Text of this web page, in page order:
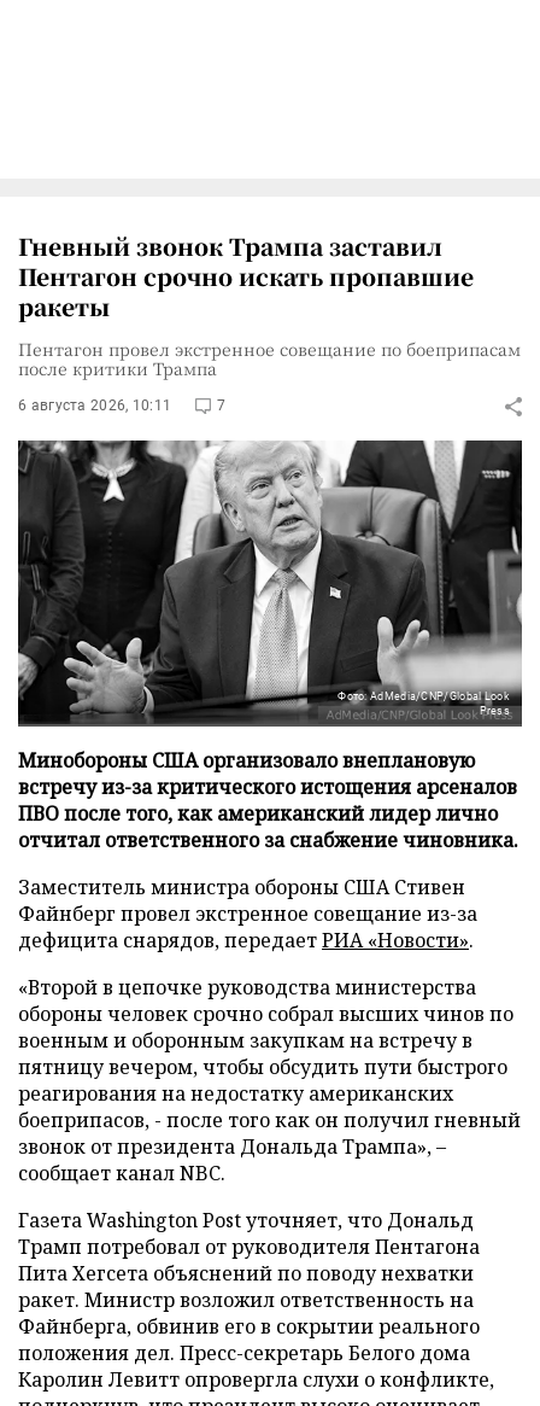
Гневный звонок Трампа заставил
Пентагон срочно искать пропавшие
ракеты
Пентагон провел экстренное совещание по боеприпасам
после критики Трампа
6 августа 2026, 10:11 7
Фото: AdMedia/CNP/Global Look
Press
Минобороны США организовало внеплановую
встречу из-за критического истощения арсеналов
ПВО после того, как американский лидер лично
отчитал ответственного за снабжение чиновника.
Заместитель министра обороны США Стивен
Файнберг провел экстренное совещание из-за
дефицита снарядов, передаетРИА «Новости».
«Второй в цепочке руководства министерства
обороны человек срочно собрал высших чинов по
военным и оборонным закупкам на встречу в
пятницу вечером, чтобы обсудить пути быстрого
реагирования на недостатку американских
боеприпасов, - после того как он получил гневный
звонок от президента Дональда Трампа», –
сообщает канал NBC.
Газета Washington Post уточняет, что Дональд
Трамп потребовал от руководителя Пентагона
Пита Хегсета объяснений по поводу нехватки
ракет. Министр возложил ответственность на
Файнберга, обвинив его в сокрытии реального
положения дел. Пресс-секретарь Белого дома
Каролин Левитт опровергла слухи о конфликте,